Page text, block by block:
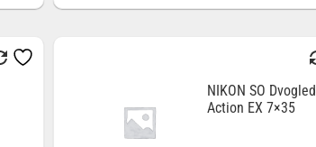
NIKON SO Dvogled
Action EX 7×35